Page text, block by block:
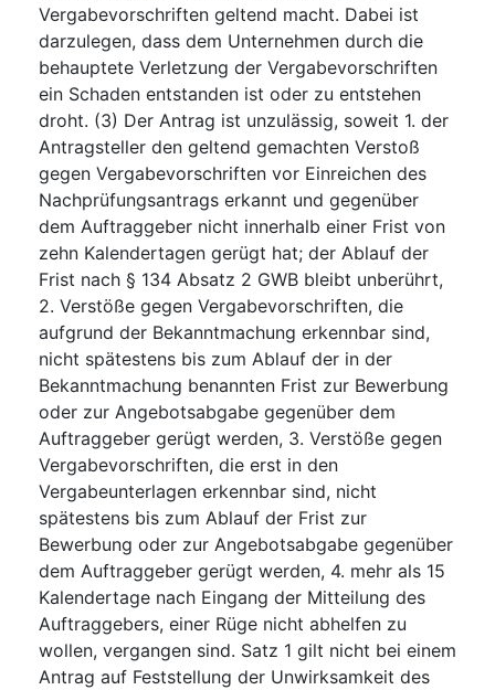
Vergabevorschriften geltend macht. Dabei ist
darzulegen, dass dem Unternehmen durch die
behauptete Verletzung der Vergabevorschriften
ein Schaden entstanden ist oder zu entstehen
droht. (3) Der Antrag ist unzulässig, soweit 1. der
Antragsteller den geltend gemachten Verstoß
gegen Vergabevorschriften vor Einreichen des
Nachprüfungsantrags erkannt und gegenüber
dem Auftraggeber nicht innerhalb einer Frist von
zehn Kalendertagen gerügt hat; der Ablauf der
Frist nach § 134 Absatz 2 GWB bleibt unberührt,
2. Verstöße gegen Vergabevorschriften, die
aufgrund der Bekanntmachung erkennbar sind,
nicht spätestens bis zum Ablauf der in der
Bekanntmachung benannten Frist zur Bewerbung
oder zur Angebotsabgabe gegenüber dem
Auftraggeber gerügt werden, 3. Verstöße gegen
Vergabevorschriften, die erst in den
Vergabeunterlagen erkennbar sind, nicht
spätestens bis zum Ablauf der Frist zur
Bewerbung oder zur Angebotsabgabe gegenüber
dem Auftraggeber gerügt werden, 4. mehr als 15
Kalendertage nach Eingang der Mitteilung des
Auftraggebers, einer Rüge nicht abhelfen zu
wollen, vergangen sind. Satz 1 gilt nicht bei einem
Antrag auf Feststellung der Unwirksamkeit des